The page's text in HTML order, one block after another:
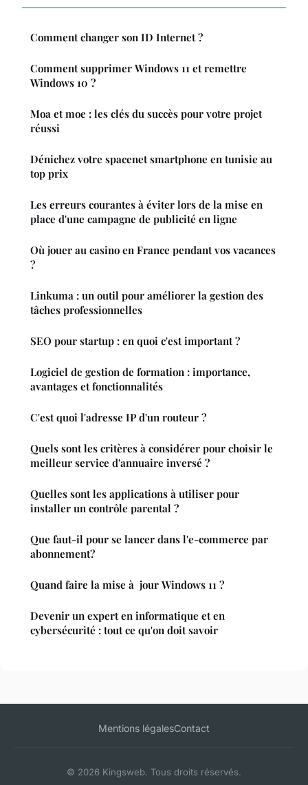
Comment changer son ID Internet ?
Comment supprimer Windows 11 et remettre
Windows 10 ?
Moa et moe : les clés du succès pour votre projet
réussi
Dénichez votre spacenet smartphone en tunisie au
top prix
Les erreurs courantes à éviter lors de la mise en
place d'une campagne de publicité en ligne
Où jouer au casino en France pendant vos vacances
?
Linkuma : un outil pour améliorer la gestion des
tâches professionnelles
SEO pour startup : en quoi c'est important ?
Logiciel de gestion de formation : importance,
avantages et fonctionnalités
C'est quoi l'adresse IP d'un routeur ?
Quels sont les critères à considérer pour choisir le
meilleur service d'annuaire inversé ?
Quelles sont les applications à utiliser pour
installer un contrôle parental ?
Que faut-il pour se lancer dans l'e-commerce par
abonnement?
Quand faire la mise à jour Windows 11 ?
Devenir un expert en informatique et en
cybersécurité : tout ce qu'on doit savoir
Mentions légalesContact
© 2026 Kingsweb. Tous droits réservés.